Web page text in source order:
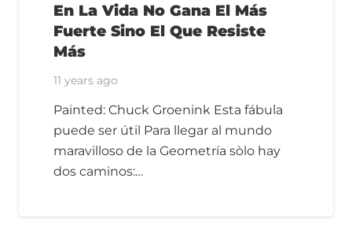
En La Vida No Gana El Más
Fuerte Sino El Que Resiste
Más
11 years ago
Painted: Chuck Groenink Esta fábula
puede ser útil Para llegar al mundo
maravilloso de la Geometría sòlo hay
dos caminos:…